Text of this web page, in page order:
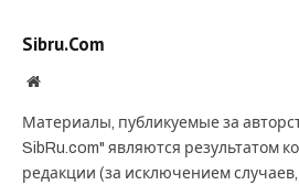
Sibru.Com
Website
Материалы, публикуемые за
SibRu.com" являются результатом
редакции (за исключением случаев,